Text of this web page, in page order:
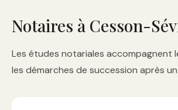
Notaires à Cesson-
Les études notariales accompagnent
les démarches de succession après